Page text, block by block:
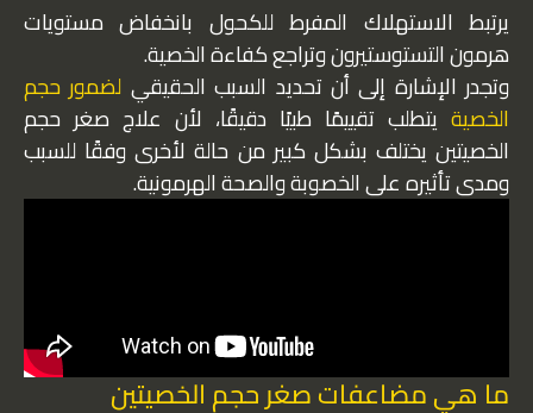
يرتبط الاستهلاك المفرط للكحول بانخفاض مستويات
هرمون التستوستيرون وتراجع كفاءة الخصية.
وتجدر الإشارة إلى أن تحديد السبب الحقيقي لضمور حجم
الخصية يتطلب تقييمًا طبيًا دقيقًا، لأن علاج صغر حجم
الخصيتين يختلف بشكل كبير من حالة لأخرى وفقًا للسبب
ومدى تأثيره على الخصوبة والصحة الهرمونية.
ما هي مضاعفات صغر حجم الخصيتين